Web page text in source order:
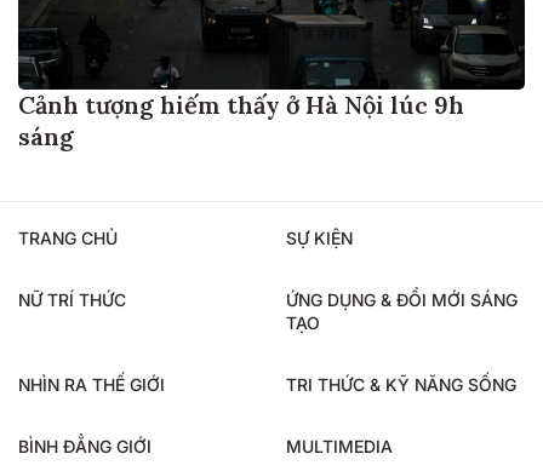
Cảnh tượng hiếm thấy ở Hà Nội lúc 9h
sáng
TRANG CHỦ SỰ KIỆN
NỮ TRÍ THỨC
ỨNG DỤNG & ĐỔI MỚI SÁNG
TẠO
NHÌN RA THẾ GIỚI TRI THỨC & KỸ NĂNG SỐNG
BÌNH ĐẲNG GIỚI MULTIMEDIA